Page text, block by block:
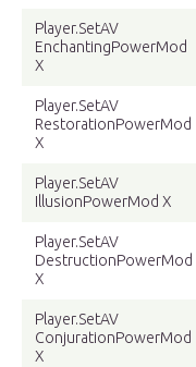
Player.SetAV
EnchantingPowerMod
X
Player.SetAV
RestorationPowerMod
X
Player.SetAV
IllusionPowerMod X
Player.SetAV
DestructionPowerMod
X
Player.SetAV
ConjurationPowerMod
X